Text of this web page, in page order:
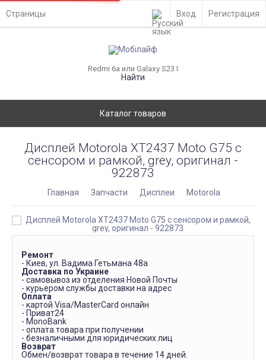
Страницы Вход Регистрация
Найти
Каталог товаров
Дисплей Motorola XT2437 Moto G75 с
сенсором и рамкой, grey, оригинал -
922873
Главная Запчасти Дисплеи Motorola
Ремонт
- Киев, ул. Вадима Гетьмана 48а
Доставка по Украине
- самовывоз из отделения Новой Почты
- курьером службы доставки на адрес
Оплата
- картой Visa/MasterCard онлайн
- Приват24
- MonoBank
- оплата товара при получении
- безналичными для юридических лиц
Возврат
Обмен/возврат товара в течение 14 дней.